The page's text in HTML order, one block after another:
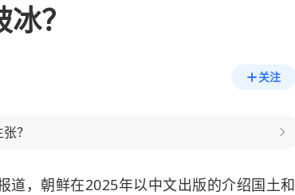
？
关注
？
道，朝鲜在2025年以中文出版的介绍国土和